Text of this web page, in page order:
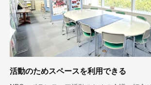
活動のためスペースを利用できる